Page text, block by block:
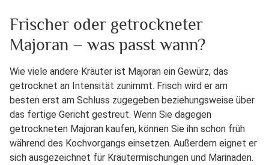
Frischer oder getrockneter
Majoran – was passt wann?
Wie viele andere Kräuter ist Majoran ein Gewürz, das
getrocknet an Intensität zunimmt. Frisch wird er am
besten erst am Schluss zugegeben beziehungsweise über
das fertige Gericht gestreut. Wenn Sie dagegen
getrockneten Majoran kaufen, können Sie ihn schon früh
während des Kochvorgangs einsetzen. Außerdem eignet er
sich ausgezeichnet für Kräutermischungen und Marinaden.